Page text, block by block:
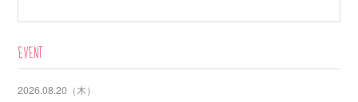
EVENT
2026.08.20（木）